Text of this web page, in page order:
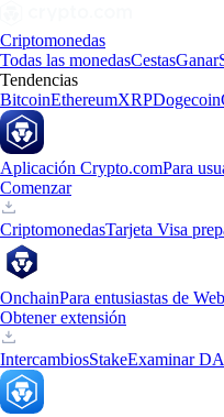
Criptomonedas
Todas las monedasCestasGanar
Tendencias
BitcoinEthereumXRPDogecoin
Aplicación Crypto.comPara
Comenzar
CriptomonedasTarjeta Visa
OnchainPara entusiastas de
Obtener extensión
IntercambiosStakeExaminar